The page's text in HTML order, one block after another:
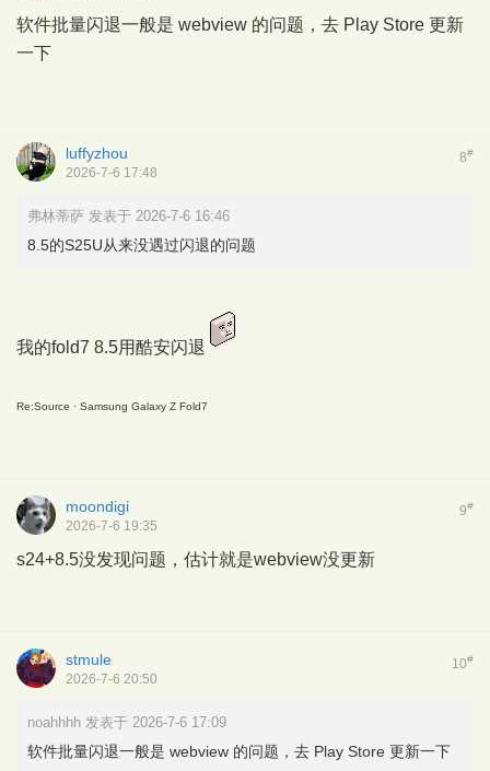
软件批量闪退一般是 webview 的问题，去 Play Store 更新
一下
8#
luffyzhou
2026-7-6 17:48
弗林蒂萨 发表于 2026-7-6 16:46
8.5的S25U从来没遇过闪退的问题
我的fold7 8.5用酷安闪退
Re:Source · Samsung Galaxy Z Fold7
9#
moondigi
2026-7-6 19:35
s24+8.5没发现问题，估计就是webview没更新
10#
stmule
2026-7-6 20:50
noahhhh 发表于 2026-7-6 17:09
软件批量闪退一般是 webview 的问题，去 Play Store 更新一下